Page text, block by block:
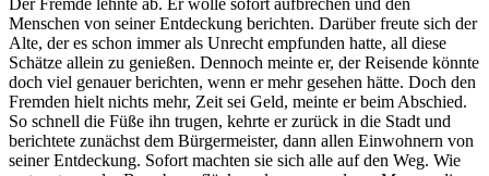
Der Fremde lehnte ab. Er wolle sofort aufbrechen und den
Menschen von seiner Entdeckung berichten. Darüber freute sich der
Alte, der es schon immer als Unrecht empfunden hatte, all diese
Schätze allein zu genießen. Dennoch meinte er, der Reisende könnte
doch viel genauer berichten, wenn er mehr gesehen hätte. Doch den
Fremden hielt nichts mehr, Zeit sei Geld, meinte er beim Abschied.
So schnell die Füße ihn trugen, kehrte er zurück in die Stadt und
berichtete zunächst dem Bürgermeister, dann allen Einwohnern von
seiner Entdeckung. Sofort machten sie sich alle auf den Weg. Wie